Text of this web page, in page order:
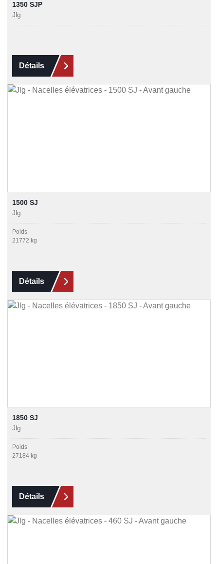
1350 SJP
Jlg
Détails
1500 SJ
Jlg
Poids
21772 kg
Détails
1850 SJ
Jlg
Poids
27184 kg
Détails